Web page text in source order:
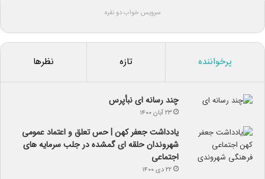
سرویس خواب دو نفره
پرخواننده تازه نظرها
چند رسانه ای نبأپرس
۲۳ آبان ۱۴۰۰
یادداشت جعفر کهن | حس تعلق و اعتماد عمومی
شهروندان حلقه ای گمشده در جلب سرمایه های
اجتماعی
۲۲ دی ۱۴۰۰